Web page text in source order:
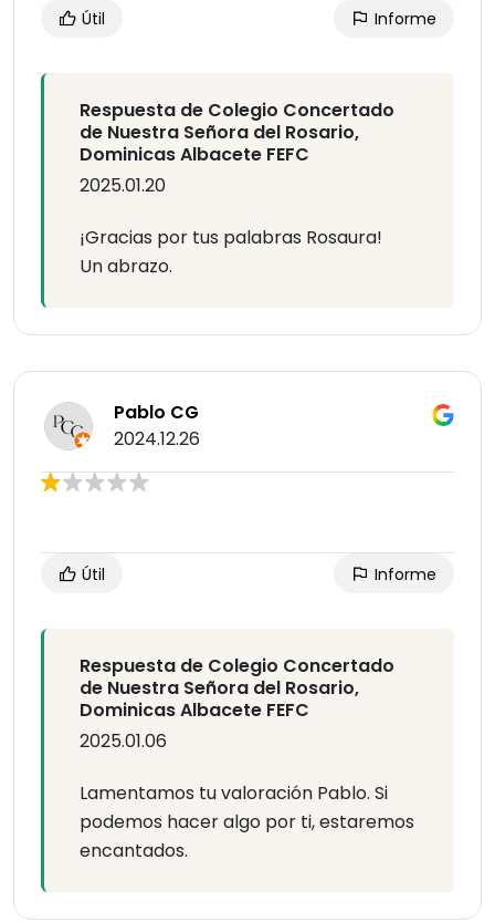
Útil Informe
Respuesta de Colegio Concertado
de Nuestra Señora del Rosario,
Dominicas Albacete FEFC
2025.01.20
¡Gracias por tus palabras Rosaura!
Un abrazo.
Pablo CG
2024.12.26
Útil Informe
Respuesta de Colegio Concertado
de Nuestra Señora del Rosario,
Dominicas Albacete FEFC
2025.01.06
Lamentamos tu valoración Pablo. Si
podemos hacer algo por ti, estaremos
encantados.